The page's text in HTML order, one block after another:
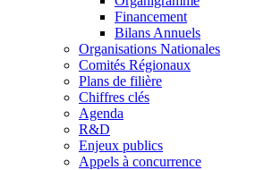
Financement
Bilans Annuels
Organisations Nationales
Comités Régionaux
Plans de filière
Chiffres clés
Agenda
R&D
Enjeux publics
Appels à concurrence